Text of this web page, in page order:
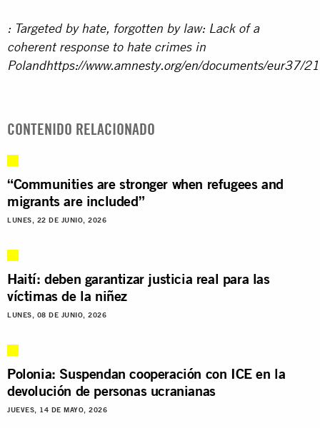
: Targeted by hate, forgotten by law: Lack of a
coherent response to hate crimes in
Polandhttps://www.amnesty.org/en/documents/eur37/
CONTENIDO RELACIONADO
“Communities are stronger when refugees and
migrants are included”
LUNES, 22 DE JUNIO, 2026
Haití: deben garantizar justicia real para las
víctimas de la niñez
LUNES, 08 DE JUNIO, 2026
Polonia: Suspendan cooperación con ICE en la
devolución de personas ucranianas
JUEVES, 14 DE MAYO, 2026